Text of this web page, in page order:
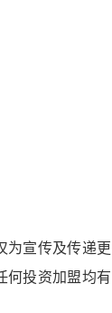
为宣传及传递更
何投资加盟均有